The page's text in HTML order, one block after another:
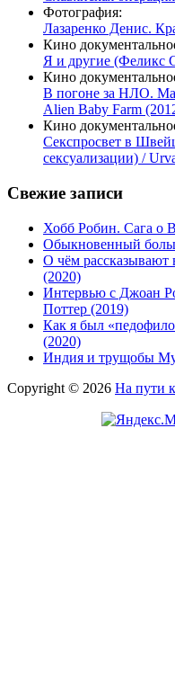
Фотография:
Лазаренко Денис.
Кино
Я и другие (Феликс
Кино
В погоне за НЛО.
Alien Baby Farm
Кино
Секспросвет в
сексуализации) /
Свежие записи
Хобб Робин. Сага о
Обыкновенный
О чём
(2020)
Интервью с Джоан
Поттер (2019)
Как я был
(2020)
Индия и трущобы
Copyright © 2026 На пути